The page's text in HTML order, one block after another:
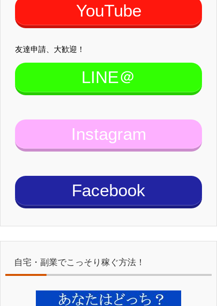
YouTube
友達申請、大歓迎！
LINE＠
Instagram
Facebook
自宅・副業でこっそり稼ぐ方法！